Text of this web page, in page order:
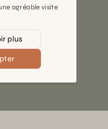
agréable visite
plus